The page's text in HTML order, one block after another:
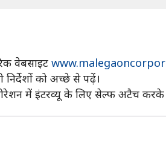
वेबसाइट
को अच्छे से पढ़ें।
में इंटरव्यू के लिए सेल्फ अटैच